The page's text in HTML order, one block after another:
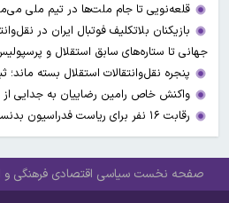
قلعه‌نویی تا جام ملت‌ها در تیم ملی
بازیکنان بلاتکلیف فوتبال ایران در
جهانی تا ستاره‌های سابق استقلال و
پنجره نقل‌وانتقالات استقلال بسته
واکنش خاص رامین رضاییان به جدایی از
رقابت ۱۶ نفر برای ریاست فدراسیون بدنسازی
صفحه نخست سیاسی اقتصادی فرهنگی و